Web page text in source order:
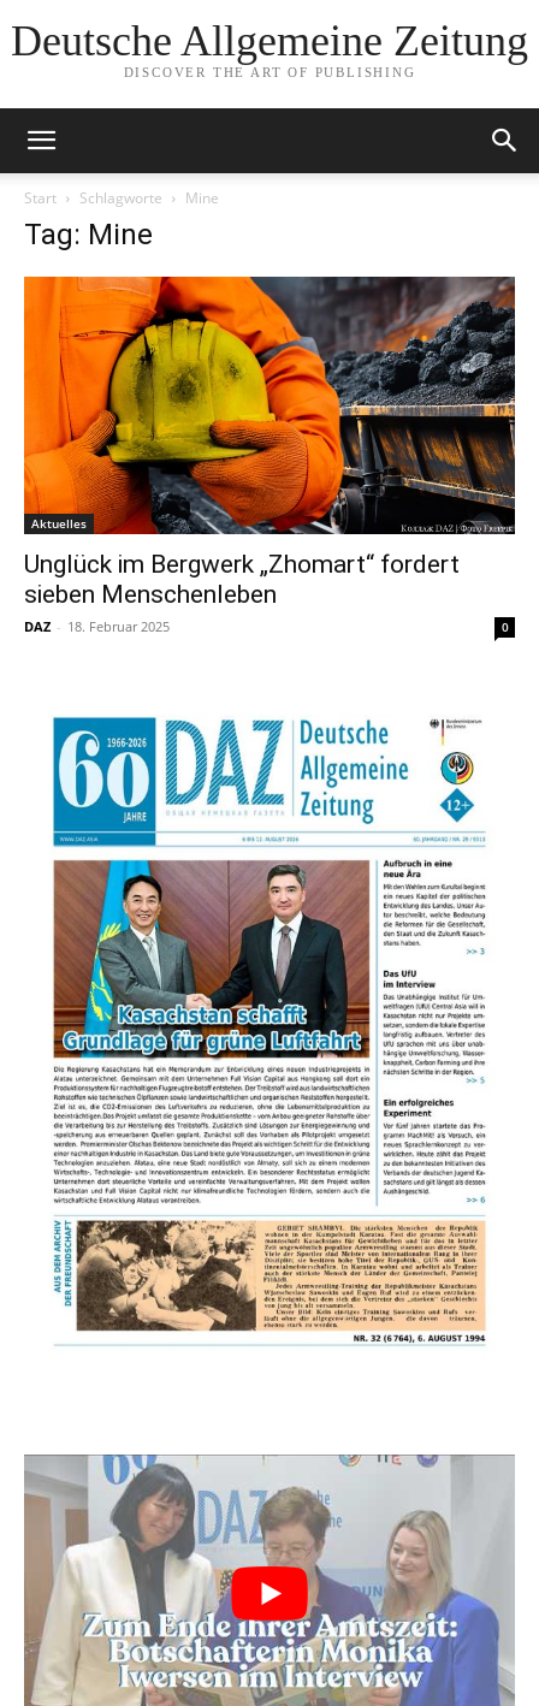
Deutsche Allgemeine Zeitung
DISCOVER THE ART OF PUBLISHING
Start Schlagworte Mine
Tag: Mine
Aktuelles
Unglück im Bergwerk „Zhomart“ fordert
sieben Menschenleben
DAZ - 18. Februar 2025 0